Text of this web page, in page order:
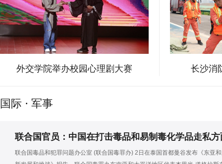
外交学院举办校园心理剧大赛 长沙消
国际 · 军事
联合国官员：中国在打击毒品和易制毒化学品走私
联合国毒品和犯罪问题办公室 (联合国毒罪办) 2日在泰国首都曼谷发布《东亚